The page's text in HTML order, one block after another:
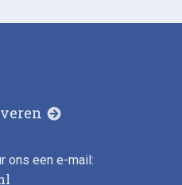
ons een e-mail: